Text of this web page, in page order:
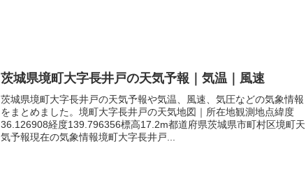
茨城県境町大字長井戸の天気予報｜気温｜風速
茨城県境町大字長井戸の天気予報や気温、風速、気圧などの気象情報
をまとめました。境町大字長井戸の天気地図｜所在地観測地点緯度
36.126908経度139.796356標高17.2m都道府県茨城県市町村区境町天
気予報現在の気象情報境町大字長井戸...